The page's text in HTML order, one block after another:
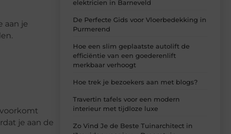
aan je
je aan de
elektricien in Barneveld
De Perfecte Gids voor Vloerbedekking in
Purmerend
Hoe een slim geplaatste autolift de
efficiëntie van een goederenlift
merkbaar verhoogt
Hoe trek je bezoekers aan met blogs?
Travertin tafels voor een modern
interieur met tijdloze luxe
Zo Vind Je de Beste Tuinarchitect in